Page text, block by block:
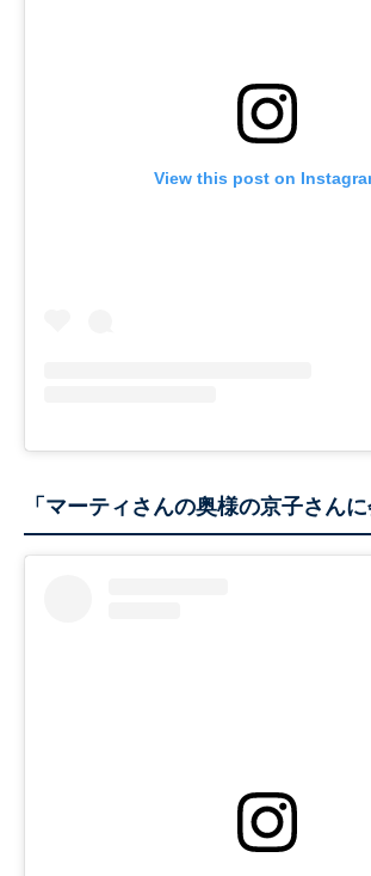
View this post on
「マーティさんの奥様の京子さんに